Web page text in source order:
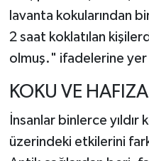
lavanta kokularından
2 saat koklatılan
olmuş." ifadelerine
KOKU VE HAFIZA
İnsanlar binlerce yıldır
üzerindeki etkilerini